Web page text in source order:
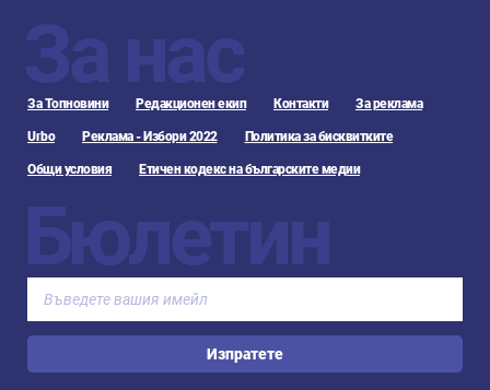
За нас
За Топновини Редакционен екип Контакти За реклама
Urbo Реклама - Избори 2022 Политика за бисквитките
Общи условия Етичен кодекс на българските медии
Бюлетин
Изпратете